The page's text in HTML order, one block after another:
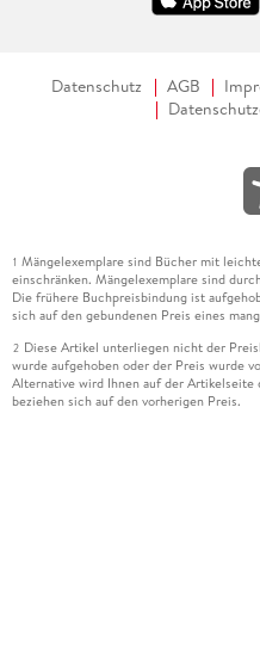
Datenschutz AGB
1 Mängelexemplare sind Bücher mit
einschränken. Mängelexemplare sind
Die frühere Buchpreisbindung ist
sich auf den gebundenen Preis eines
2 Diese Artikel unterliegen nicht der
wurde aufgehoben oder der Preis wurde
Alternative wird Ihnen auf der Artikelseite
beziehen sich auf den vorherigen Preis.